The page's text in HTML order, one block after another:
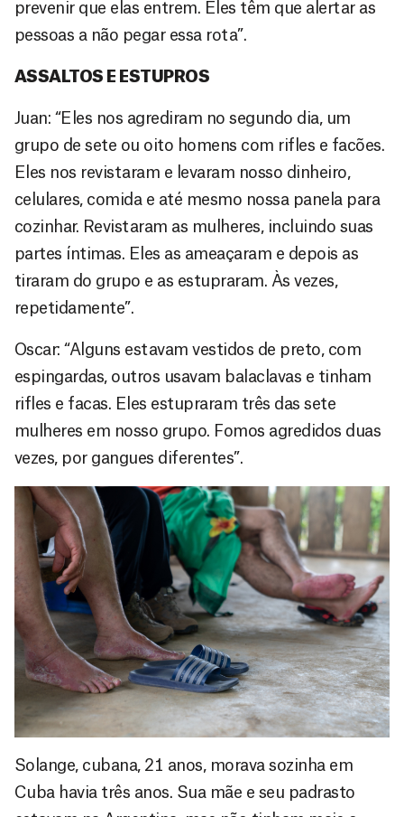
prevenir que elas entrem. Eles têm que alertar as
pessoas a não pegar essa rota”.
ASSALTOS E ESTUPROS
Juan: “Eles nos agrediram no segundo dia, um
grupo de sete ou oito homens com rifles e facões.
Eles nos revistaram e levaram nosso dinheiro,
celulares, comida e até mesmo nossa panela para
cozinhar. Revistaram as mulheres, incluindo suas
partes íntimas. Eles as ameaçaram e depois as
tiraram do grupo e as estupraram. Às vezes,
repetidamente”.
Oscar: “Alguns estavam vestidos de preto, com
espingardas, outros usavam balaclavas e tinham
rifles e facas. Eles estupraram três das sete
mulheres em nosso grupo. Fomos agredidos duas
vezes, por gangues diferentes”.
Solange, cubana, 21 anos, morava sozinha em
Cuba havia três anos. Sua mãe e seu padrasto